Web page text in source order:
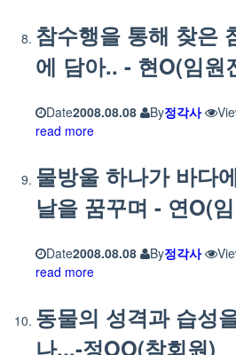
참수행을 통해 찾은
에 담아.. - 현O(임원
Date2008.08.08 By정각사
read more
물방울 하나가 바다
날을 꿈꾸며 - 연O(
Date2008.08.08 By정각사
read more
동물의 성격과 습성
나...-정OO(참회원)